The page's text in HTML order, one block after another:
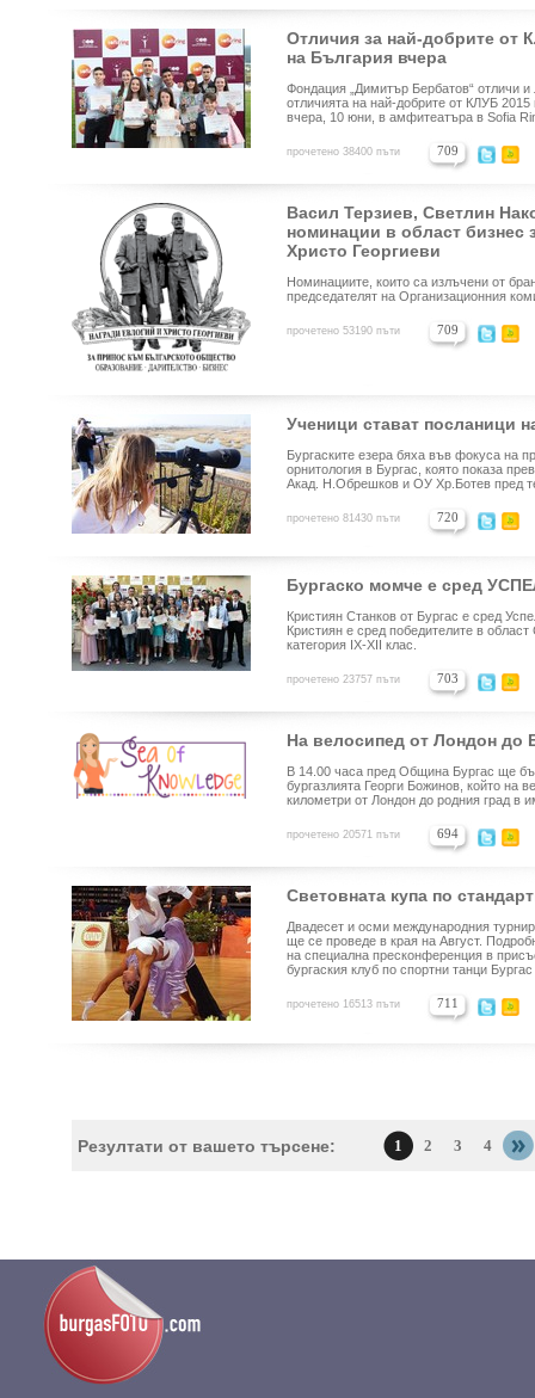
Отличия за най-добрите от
на България вчера
Фондация „Димитър Бербатов“ отличи
отличията на най-добрите от КЛУБ 2015
вчера, 10 юни, в амфитеатъра в Sofia
прочетено 38400 пъти 709
Васил Терзиев, Светлин
номинации в област бизнес
Христо Георгиеви
Номинациите, които са излъчени от
председателят на Организационния
прочетено 53190 пъти 709
Ученици стават посланици
Бургаските езера бяха във фокуса на
орнитология в Бургас, която показа
Акад. Н.Обрешков и ОУ Хр.Ботев пред
прочетено 81430 пъти 720
Бургаско момче е сред
Кристиян Станков от Бургас е сред
Кристиян е сред победителите в
категория IX-XII клас.
прочетено 23757 пъти 703
На велосипед от Лондон до
В 14.00 часа пред Община Бургас ще
бургазлията Георги Божинов, който на
километри от Лондон до родния град в
прочетено 20571 пъти 694
Световната купа по
Двадесет и осми международния
ще се проведе в края на Август.
на специална пресконференция в
бургаския клуб по спортни танци
прочетено 16513 пъти 711
Резултати от вашето търсене: 1 2 3 4